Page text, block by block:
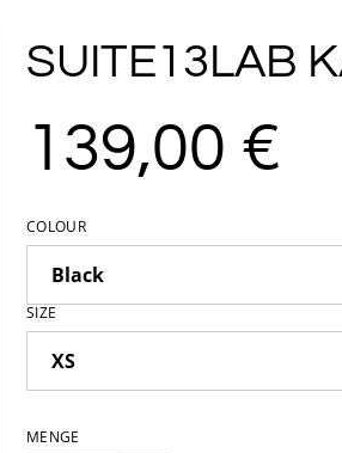
SUITE13LAB
139,00 €
COLOUR
SIZE
MENGE